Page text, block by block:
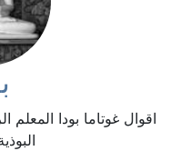
اقوال غوتاما بودا